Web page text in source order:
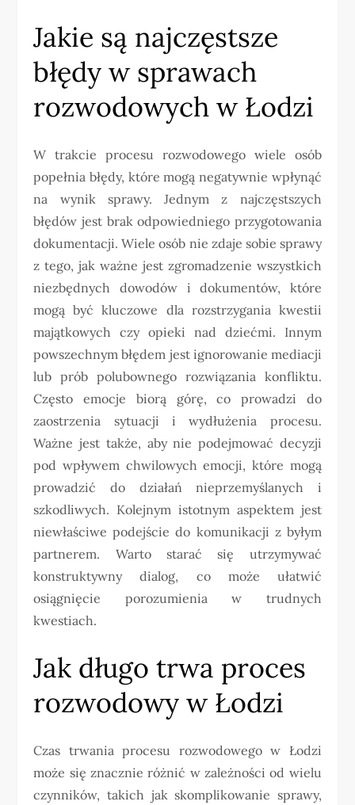
Jakie są najczęstsze
błędy w sprawach
rozwodowych w Łodzi
W trakcie procesu rozwodowego wiele osób
popełnia błędy, które mogą negatywnie wpłynąć
na wynik sprawy. Jednym z najczęstszych
błędów jest brak odpowiedniego przygotowania
dokumentacji. Wiele osób nie zdaje sobie sprawy
z tego, jak ważne jest zgromadzenie wszystkich
niezbędnych dowodów i dokumentów, które
mogą być kluczowe dla rozstrzygania kwestii
majątkowych czy opieki nad dziećmi. Innym
powszechnym błędem jest ignorowanie mediacji
lub prób polubownego rozwiązania konfliktu.
Często emocje biorą górę, co prowadzi do
zaostrzenia sytuacji i wydłużenia procesu.
Ważne jest także, aby nie podejmować decyzji
pod wpływem chwilowych emocji, które mogą
prowadzić do działań nieprzemyślanych i
szkodliwych. Kolejnym istotnym aspektem jest
niewłaściwe podejście do komunikacji z byłym
partnerem. Warto starać się utrzymywać
konstruktywny dialog, co może ułatwić
osiągnięcie porozumienia w trudnych
kwestiach.
Jak długo trwa proces
rozwodowy w Łodzi
Czas trwania procesu rozwodowego w Łodzi
może się znacznie różnić w zależności od wielu
czynników, takich jak skomplikowanie sprawy,